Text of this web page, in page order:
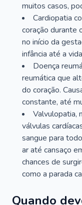
muitos casos,
Cardiopatia
coração durante
no início da
infância até a
Doença
reumática que
do coração.
constante, até
Valvulopatia,
válvulas
sangue para
ar até cansaço
chances de
como a parada
Quando